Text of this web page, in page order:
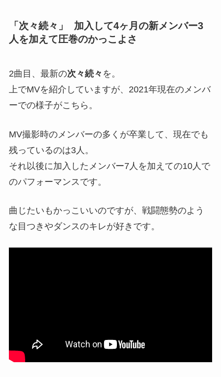
「次々続々」 加入して4ヶ月の新メンバー3
人を加えて圧巻のかっこよさ
2曲目、最新の次々続々 を。
上でMVを紹介していますが、2021年現在のメンバ
ーでの様子がこちら。
MV撮影時のメンバーの多くが卒業して、現在でも
残っているのは3人。
それ以後に加入したメンバー7人を加えての10人で
のパフォーマンスです。
曲じたいもかっこいいのですが、戦闘態勢のよう
な目つきやダンスのキレが好きです。